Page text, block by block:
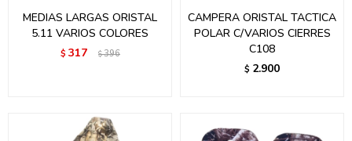
MEDIAS LARGAS ORISTAL
5.11 VARIOS COLORES
$ 317 $396
CAMPERA ORISTAL TACTICA
POLAR C/VARIOS CIERRES
C108
$ 2.900